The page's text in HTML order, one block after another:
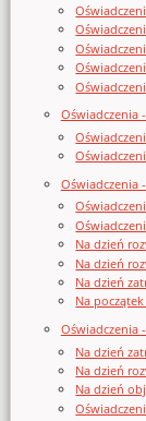
Oświadczenia
Oświadczenia
Na dzień
Na dzień
Na dzień
Na
Oświadczenia
Na dzień
Na dzień
Na dzień